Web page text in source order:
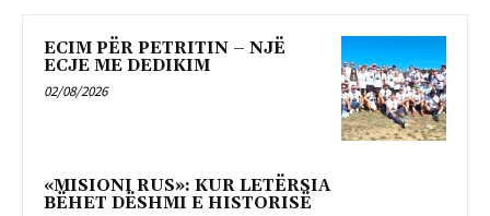
ECIM PËR PETRITIN – NJË
ECJE ME DEDIKIM
02/08/2026
«MISIONI RUS»: KUR LETËRSIA
BËHET DËSHMI E HISTORISË